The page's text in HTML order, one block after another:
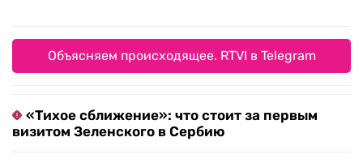
Объясняем происходящее. RTVI в Telegram
«Тихое сближение»: что стоит за первым
визитом Зеленского в Сербию